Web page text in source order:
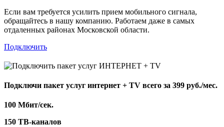
Если вам требуется усилить прием мобильного сигнала,
обращайтесь в нашу компанию. Работаем даже в самых
отдаленных районах Московской области.
Подключить
Подключи пакет услуг интернет + TV всего за 399 руб./мес.
100 Мбит/сек.
150 ТВ-каналов